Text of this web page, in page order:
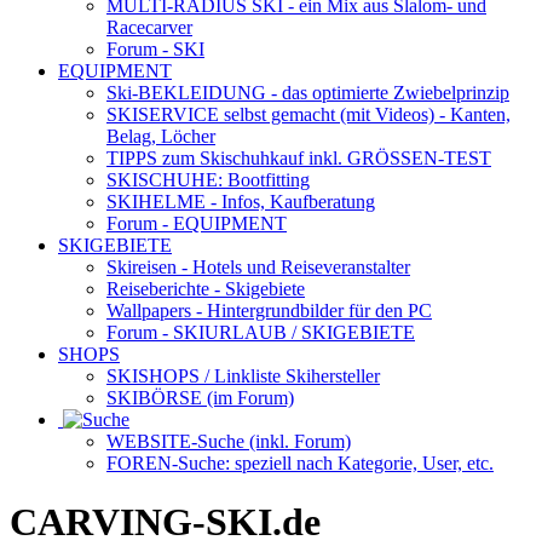
MULTI-RADIUS SKI - ein Mix aus Slalom- und
Racecarver
Forum - SKI
EQUIPMENT
Ski-BEKLEIDUNG - das optimierte Zwiebelprinzip
SKISERVICE selbst gemacht (mit Videos) - Kanten,
Belag, Löcher
TIPPS zum Skischuhkaufinkl. GRÖSSEN-TEST
SKISCHUHE: Bootfitting
SKIHELME - Infos, Kaufberatung
Forum - EQUIPMENT
SKIGEBIETE
Skireisen - Hotels und Reiseveranstalter
Reiseberichte - Skigebiete
Wallpapers - Hintergrundbilder für den PC
Forum - SKIURLAUB / SKIGEBIETE
SHOPS
SKISHOPS / Linkliste Skihersteller
SKIBÖRSE (im Forum)
WEBSITE-Suche (inkl. Forum)
FOREN-Suche: speziell nach Kategorie, User, etc.
CARVING-SKI.de